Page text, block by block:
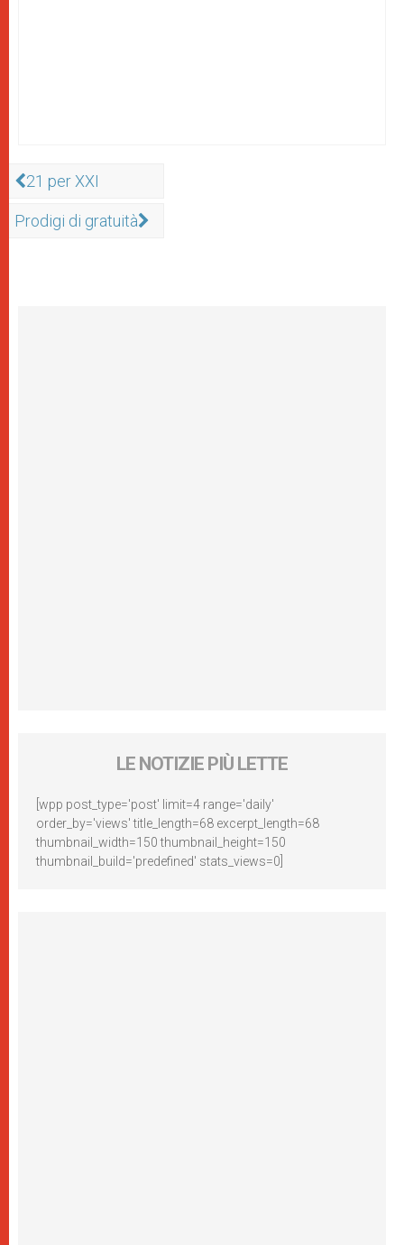
21 per XXI
Prodigi di gratuità
LE NOTIZIE PIÙ LETTE
[wpp post_type='post' limit=4 range='daily'
order_by='views' title_length=68 excerpt_length=68
thumbnail_width=150 thumbnail_height=150
thumbnail_build='predefined' stats_views=0]